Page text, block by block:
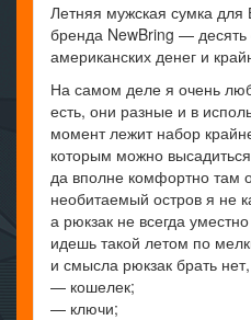
Летняя мужская сумка
бренда NewBring — десять
американских денег и
На самом деле я очень
есть, они разные и в
момент лежит набор
которым можно
да вполне комфортно там
необитаемый остров я не
а рюкзак не всегда
идешь такой летом по
и смысла рюкзак брать
— кошелек;
— ключи;